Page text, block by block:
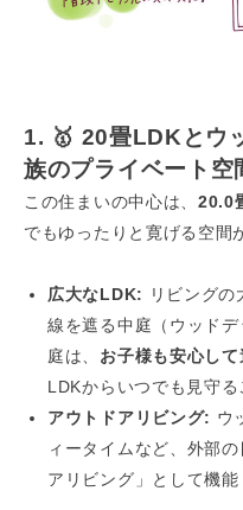
1. 🥇 20畳LDKとウ
族のプライベート空
この住まいの中心は、 20.0
でもゆったりと寛げる空間
広大なLDK:
リビングの
線を遮る中庭（ウッド
庭は、 お子様も安心し
LDKからいつでも見守る
アウトドアリビング: ウ
ィータイムなど、外部
アリビング」として機能